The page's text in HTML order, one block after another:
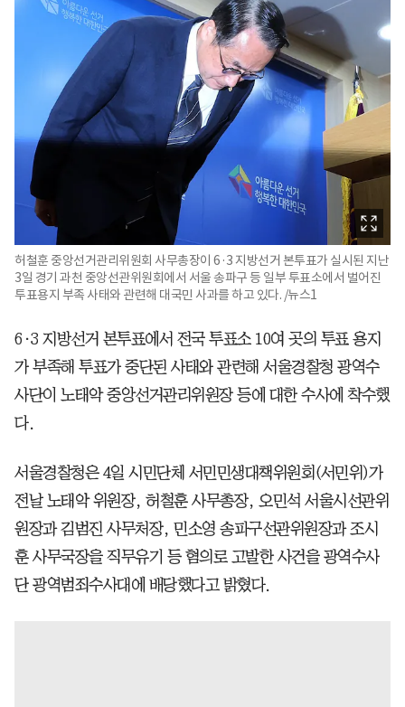
허철훈 중앙선거관리위원회 사무총장이 6·3 지방선거 본투표가 실시된 지난
3일 경기 과천 중앙선관위원회에서 서울 송파구 등 일부 투표소에서 벌어진
투표용지 부족 사태와 관련해 대국민 사과를 하고 있다. /뉴스1
6·3 지방선거 본투표에서 전국 투표소 10여 곳의 투표 용지
가 부족해 투표가 중단된 사태와 관련해 서울경찰청 광역수
사단이 노태악 중앙선거관리위원장 등에 대한 수사에 착수했
다.
서울경찰청은 4일 시민단체 서민민생대책위원회(서민위)가
전날 노태악 위원장, 허철훈 사무총장, 오민석 서울시선관위
원장과 김범진 사무처장, 민소영 송파구선관위원장과 조시
훈 사무국장을 직무유기 등 혐의로 고발한 사건을 광역수사
단 광역범죄수사대에 배당했다고 밝혔다.